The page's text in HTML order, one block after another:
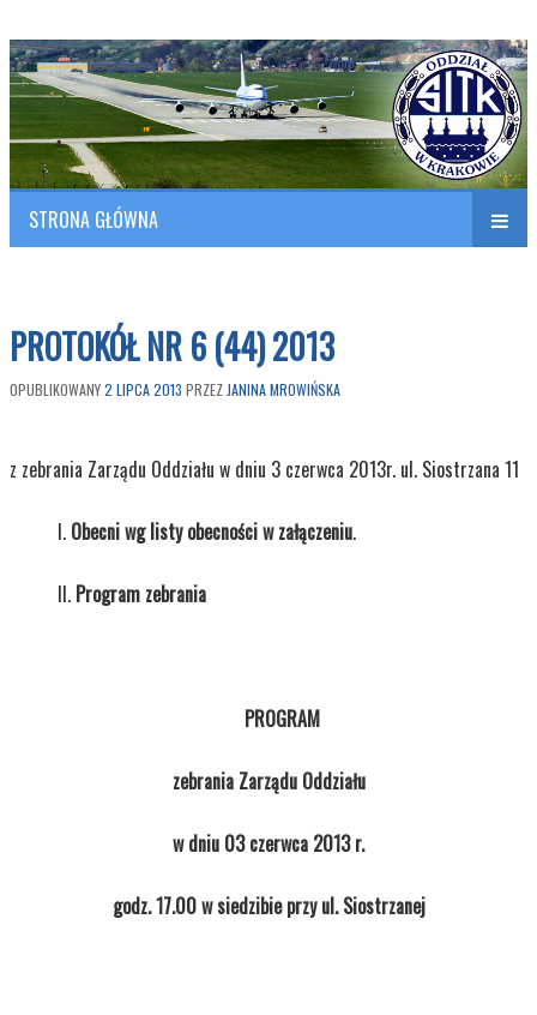
SITK RP Oddział w KRAKOWIE
Polish Association of Engineers & Technicians of Transportation
STRONA GŁÓWNA
PROTOKÓŁ NR 6 (44) 2013
OPUBLIKOWANY2 LIPCA 2013 PRZEZ JANINA MROWIŃSKA
z zebrania Zarządu Oddziału w dniu 3 czerwca 2013r. ul. Siostrzana 11
Obecni wg listy obecności w załączeniu.
Program zebrania
PROGRAM
zebrania Zarządu Oddziału
w dniu 03 czerwca 2013 r.
godz. 17.00 w siedzibie przy ul. Siostrzanej